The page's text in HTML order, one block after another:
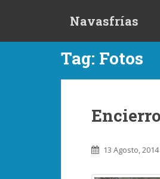
Navasfrías
Tag: Fotos
13 Agosto, 2014